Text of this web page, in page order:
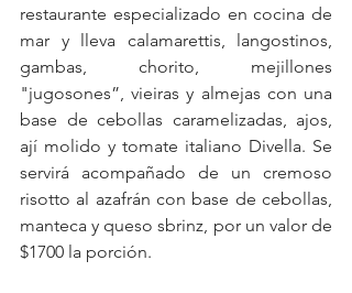
restaurante especializado en cocina de
mar y lleva calamarettis, langostinos,
gambas, chorito, mejillones
"jugosones”, vieiras y almejas con una
base de cebollas caramelizadas, ajos,
ají molido y tomate italiano Divella. Se
servirá acompañado de un cremoso
risotto al azafrán con base de cebollas,
manteca y queso sbrinz, por un valor de
$1700 la porción.